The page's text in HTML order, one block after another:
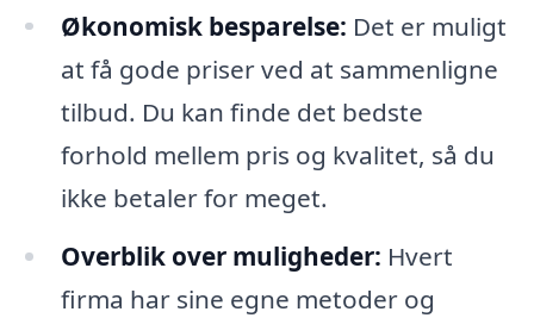
Økonomisk besparelse: Det er muligt
at få gode priser ved at sammenligne
tilbud. Du kan finde det bedste
forhold mellem pris og kvalitet, så du
ikke betaler for meget.
Overblik over muligheder: Hvert
firma har sine egne metoder og